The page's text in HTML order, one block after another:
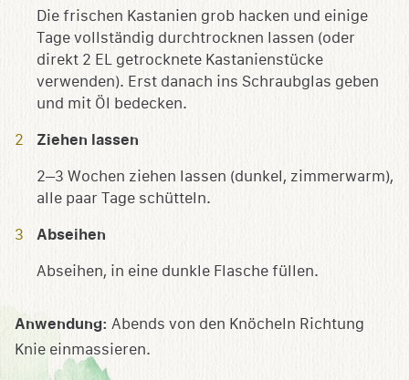
Die frischen Kastanien grob hacken und einige
Tage vollständig durchtrocknen lassen (oder
direkt 2 EL getrocknete Kastanienstücke
verwenden). Erst danach ins Schraubglas geben
und mit Öl bedecken.
Ziehen lassen
2–3 Wochen ziehen lassen (dunkel, zimmerwarm),
alle paar Tage schütteln.
Abseihen
Abseihen, in eine dunkle Flasche füllen.
Anwendung: Abends von den Knöcheln Richtung
Knie einmassieren.